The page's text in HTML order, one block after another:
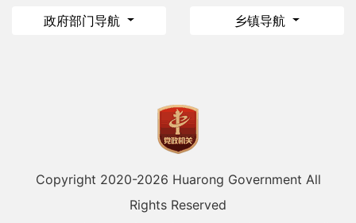
政府部门导航 乡镇导航
Copyright 2020-2026 Huarong Government All
Rights Reserved